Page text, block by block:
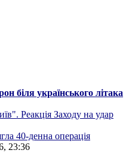
біля українського літака
Реакція Заходу на удар
40-денна операція
23:36